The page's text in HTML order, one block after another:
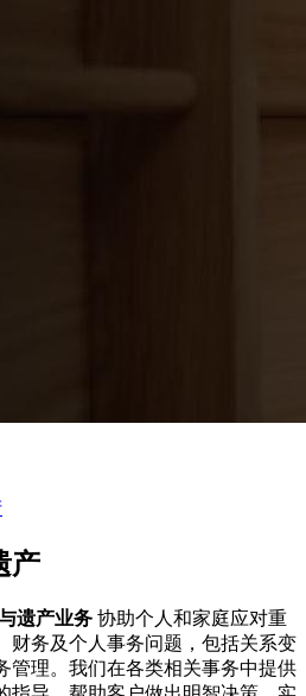
产
遗产业务 协助个人和家庭应对重
财务及个人事务问题，包括关系变
管理。我们在各类相关事务中提供